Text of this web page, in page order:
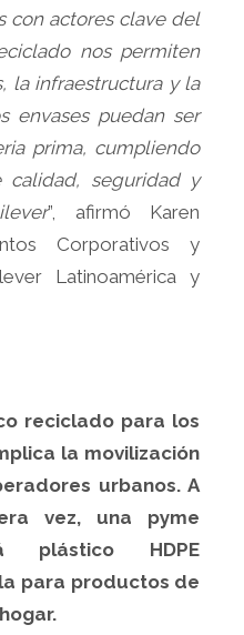
con actores clave del
nos permiten
la infraestructura y la
envases puedan ser
prima, cumpliendo
calidad, seguridad y
”, afirmó Karen
Corporativos y
Latinoamérica y
reciclado para los
la movilización
urbanos. A
vez, una pyme
plástico HDPE
para productos de